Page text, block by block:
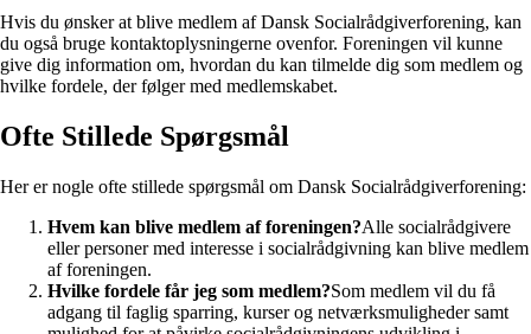
Hvis du ønsker at blive medlem af Dansk Socialrådgiverforening, kan
du også bruge kontaktoplysningerne ovenfor. Foreningen vil kunne
give dig information om, hvordan du kan tilmelde dig som medlem og
hvilke fordele, der følger med medlemskabet.
Ofte Stillede Spørgsmål
Her er nogle ofte stillede spørgsmål om Dansk Socialrådgiverforening:
Hvem kan blive medlem af foreningen?Alle socialrådgivere
eller personer med interesse i socialrådgivning kan blive medlem
af foreningen.
Hvilke fordele får jeg som medlem?Som medlem vil du få
adgang til faglig sparring, kurser og netværksmuligheder samt